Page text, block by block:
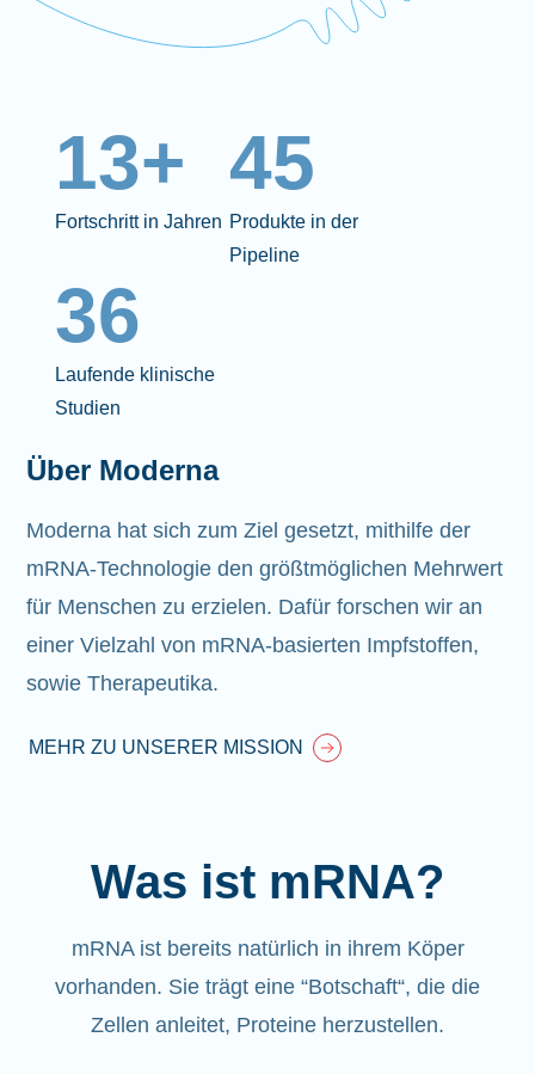
13+
Fortschritt in Jahren
45
Produkte in der
Pipeline
36
Laufende klinische
Studien
Über Moderna
Moderna hat sich zum Ziel gesetzt, mithilfe der
mRNA-Technologie den größtmöglichen Mehrwert
für Menschen zu erzielen. Dafür forschen wir an
einer Vielzahl von mRNA-basierten Impfstoffen,
sowie Therapeutika.
MEHR ZU UNSERER MISSION
Was ist mRNA?
mRNA ist bereits natürlich in ihrem Köper
vorhanden. Sie trägt eine “Botschaft“, die die
Zellen anleitet, Proteine herzustellen.